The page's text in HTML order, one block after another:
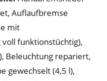
Auflaufbremse
mit
funktionstüchtig),
Beleuchtung repariert,
gewechselt (4,5 l),